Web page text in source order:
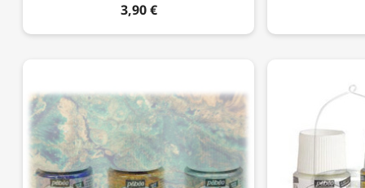
3,90 €